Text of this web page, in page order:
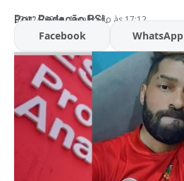
Por:Redação BSL
07/02/2026 Atualizado às 17:12
Facebook WhatsApp